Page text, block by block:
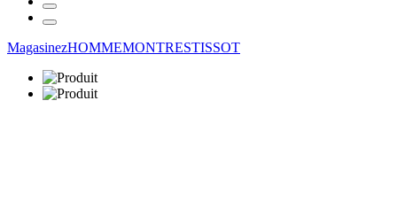
MagasinezHOMMEMONTRESTISSOT